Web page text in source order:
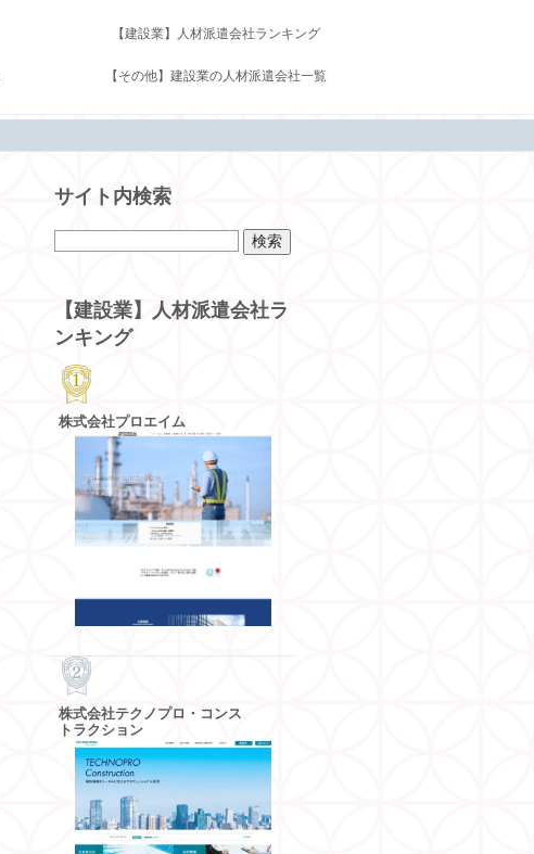
【建設業】人材派遣会社ランキング
【その他】建設業の人材派遣会社一覧
サイト内検索
【建設業】人材派遣会社ラ
ンキング
株式会社プロエイム
株式会社テクノプロ・コンス
トラクション